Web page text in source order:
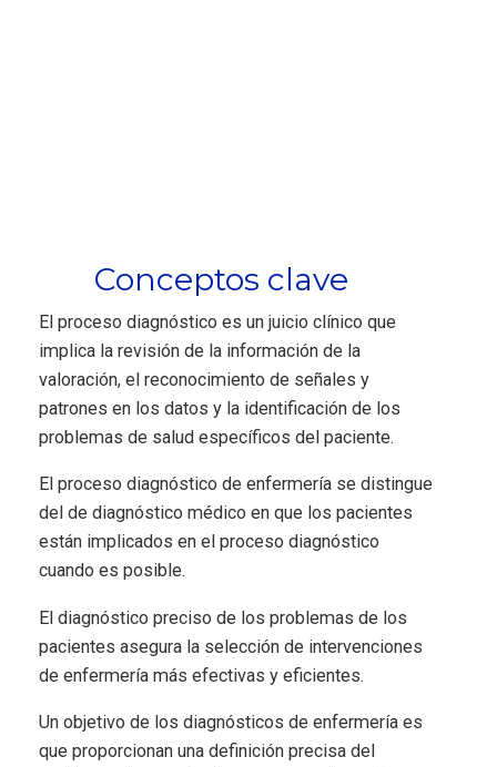
Conceptos clave
El proceso diagnóstico es un juicio clínico que
implica la revisión de la información de la
valoración, el reconocimiento de señales y
patrones en los datos y la identificación de los
problemas de salud específicos del paciente.
El proceso diagnóstico de enfermería se distingue
del de diagnóstico médico en que los pacientes
están implicados en el proceso diagnóstico
cuando es posible.
El diagnóstico preciso de los problemas de los
pacientes asegura la selección de intervenciones
de enfermería más efectivas y eficientes.
Un objetivo de los diagnósticos de enfermería es
que proporcionan una definición precisa del